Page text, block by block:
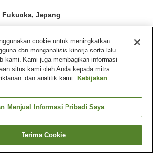
Fukuoka, Jepang
458
Fukuoka
Kota Fukuoka
Cari kamar
cookie untuk meningkatkan
dan menganalisis kinerja serta lalu
kami. Kami juga membagikan informasi
situs kami oleh Anda kepada mitra
dan analitik kami. Kebijakan
Menjual Informasi Pribadi Saya
Terima Cookie